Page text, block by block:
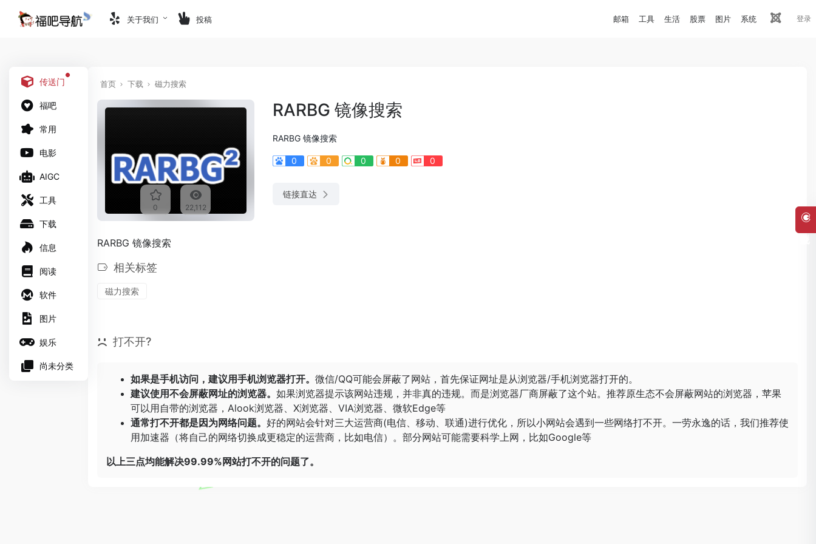
关于我们 投稿 邮箱 工具 生活 股票 图片 系统 登录
传送门
福吧
常用
电影
AIGC
工具
下载
信息
阅读
软件
图片
娱乐
尚未分类
首页 下载 磁力搜索
0 22,112
RARBG 镜像搜索
RARBG 镜像搜索
0 0 0 0 0
链接直达
RARBG 镜像搜索
相关标签
磁力搜索
打不开?
如果是手机访问，建议用手机浏览器打开。 微信/QQ可能会屏蔽了网站，首先保证网址是从浏览器/手机浏览器打开的。
建议使用不会屏蔽网址的浏览器。 如果浏览器提示该网站违规，并非真的违规。而是浏览器厂商屏蔽了这个站。推荐原生态不会屏蔽网站的浏览器，苹果
可以用自带的浏览器， Alook浏览器 X浏览器 VIA浏览器 微软Edge等
通常打不开都是因为网络问题。 好的网站会针对三大运营商(电信、移动、联通)进行优化，所以小网站会遇到一些网络打不开。一劳永逸的话，我们推荐使
用加速器（将自己的网络切换成更稳定的运营商，比如电信）。部分网站可能需要科学上网，比如Google等
以上三点均能解决99.99%网站打不开的问题了。